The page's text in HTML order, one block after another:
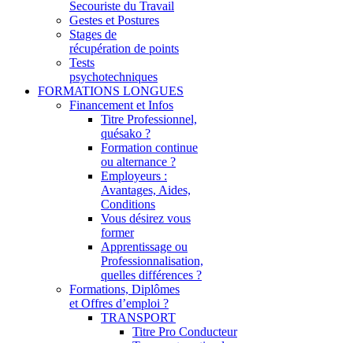
Secouriste du Travail
Gestes et Postures
Stages de
récupération de points
Tests
psychotechniques
FORMATIONS LONGUES
Financement et Infos
Titre Professionnel,
quésako ?
Formation continue
ou alternance ?
Employeurs :
Avantages, Aides,
Conditions
Vous désirez vous
former
Apprentissage ou
Professionnalisation,
quelles différences ?
Formations, Diplômes
et Offres d’emploi ?
TRANSPORT
Titre Pro Conducteur